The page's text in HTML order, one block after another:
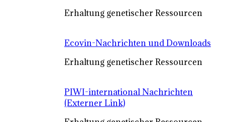
Erhaltung genetischer Ressourcen
Ecovin-Nachrichten und Downloads
Erhaltung genetischer Ressourcen
PIWI-international Nachrichten
(Externer Link)